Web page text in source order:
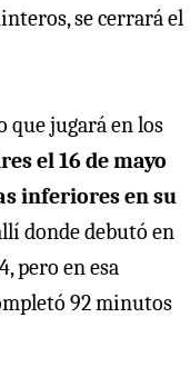
se cerrará el
que jugará en los
el 16 de mayo
inferiores en su
donde debutó en
pero en esa
92 minutos